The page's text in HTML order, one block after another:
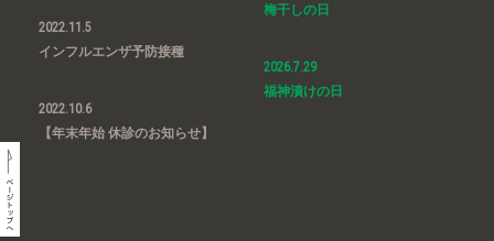
2022.11.5
インフルエンザ予防接種
2022.10.6
【年末年始 休診のお知らせ】
梅干しの日
2026.7.29
福神漬けの日